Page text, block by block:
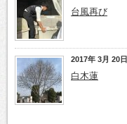
台風再び
2017年 3月 20日
白木蓮